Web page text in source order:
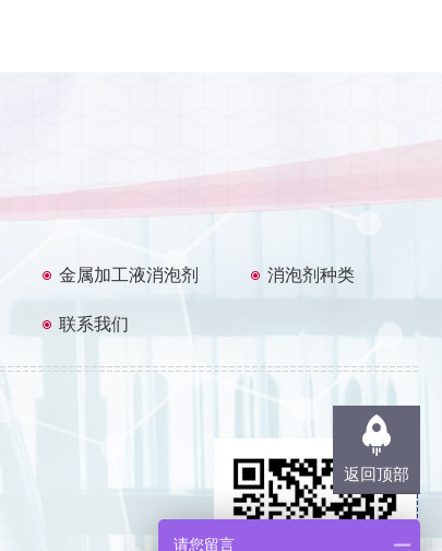
金属加工液消泡剂 消泡剂种类
联系我们
返回顶部
请您留言